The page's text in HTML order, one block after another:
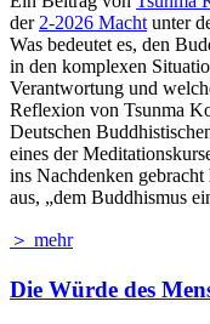
der 2-2026 Macht unter
Was bedeutet es, den
in den komplexen
Verantwortung und
Reflexion von Tsunma
Deutschen
eines der
ins Nachdenken
aus, „dem Buddhismus
＞ mehr
Die Würde des